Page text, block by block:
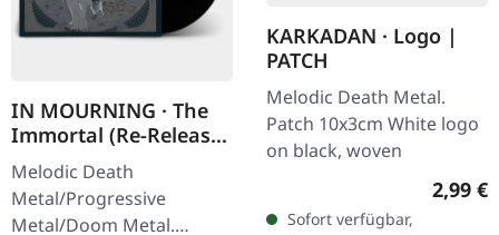
IN MOURNING · The
Immortal (Re-Release)
| BLACK LP
Melodic Death
Metal/Progressive
Metal/Doom Metal.
KARKADAN · Logo |
PATCH
Melodic Death Metal.
Patch 10x3cm White logo
on black, woven
2,99 €
Sofort verfügbar,